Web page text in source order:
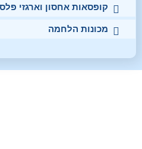
קופסאות אחסון וארגזי
מכונות הלחמה